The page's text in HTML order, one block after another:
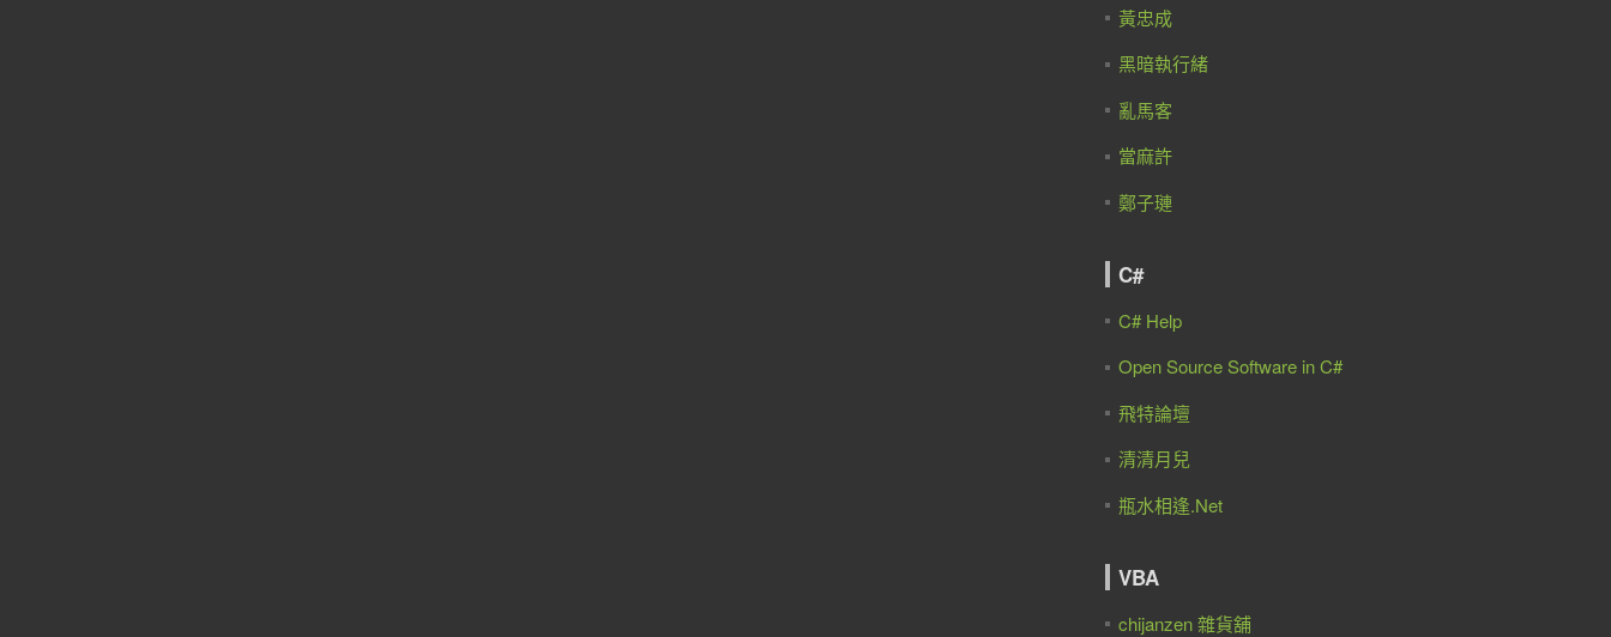
黃忠成
黑暗執行緒
亂馬客
當麻許
鄭子璉
C#
C# Help
Open Source Software in C#
飛特論壇
清清月兒
瓶水相逢.Net
VBA
chijanzen 雜貨舖